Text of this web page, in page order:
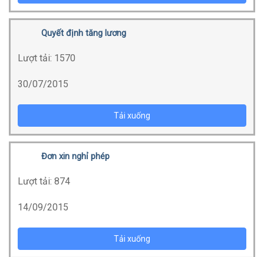
Quyết định tăng lương
Lượt tải: 1570
30/07/2015
Tải xuống
Đơn xin nghỉ phép
Lượt tải: 874
14/09/2015
Tải xuống